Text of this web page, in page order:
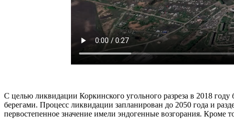
С целью ликвидации Коркинского угольного разреза в 2018
берегами. Процесс ликвидации запланирован до 2050 года и
первостепенное значение имели эндогенные возгорания. Кроме